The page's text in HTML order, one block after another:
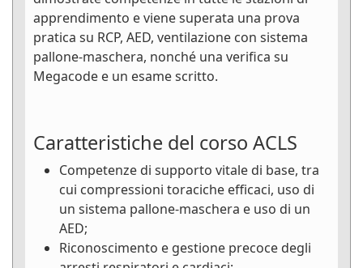
apprendimento e viene superata una prova
pratica su RCP, AED, ventilazione con sistema
pallone-maschera, nonché una verifica su
Megacode e un esame scritto.
Caratteristiche del corso ACLS
Competenze di supporto vitale di base, tra
cui compressioni toraciche efficaci, uso di
un sistema pallone-maschera e uso di un
AED;
Riconoscimento e gestione precoce degli